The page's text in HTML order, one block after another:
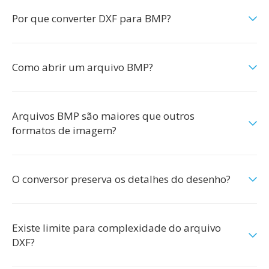
Por que converter DXF para BMP?
Como abrir um arquivo BMP?
Arquivos BMP são maiores que outros
formatos de imagem?
O conversor preserva os detalhes do desenho?
Existe limite para complexidade do arquivo
DXF?